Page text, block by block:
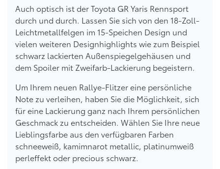
Auch optisch ist der Toyota GR Yaris Rennsport
durch und durch. Lassen Sie sich von den 18-Zoll-
Leichtmetallfelgen im 15-Speichen Design und
vielen weiteren Designhighlights wie zum Beispiel
schwarz lackierten Außenspiegelgehäusen und
dem Spoiler mit Zweifarb-Lackierung begeistern.
Um Ihrem neuen Rallye-Flitzer eine persönliche
Note zu verleihen, haben Sie die Möglichkeit, sich
für eine Lackierung ganz nach Ihrem persönlichen
Geschmack zu entscheiden. Wählen Sie Ihre neue
Lieblingsfarbe aus den verfügbaren Farben
schneeweiß, kamimnarot metallic, platinumweiß
perleffekt oder precious schwarz.